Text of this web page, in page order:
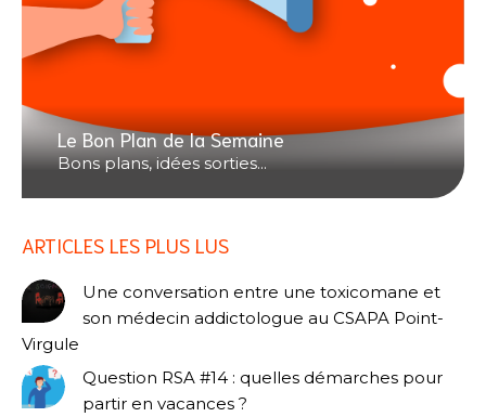
Le Bon Plan de la Semaine
Bons plans, idées sorties...
ARTICLES LES PLUS LUS
Une conversation entre une toxicomane et
son médecin addictologue au CSAPA Point-
Virgule
Question RSA #14 : quelles démarches pour
partir en vacances ?